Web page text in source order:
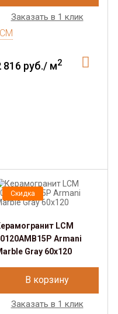
Заказать в 1 клик
816 руб./ м2
Скидка
LCM
Armani
Gray 60x120
В корзину
Заказать в 1 клик